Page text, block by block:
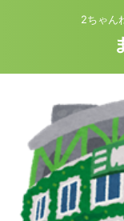
2ちゃん